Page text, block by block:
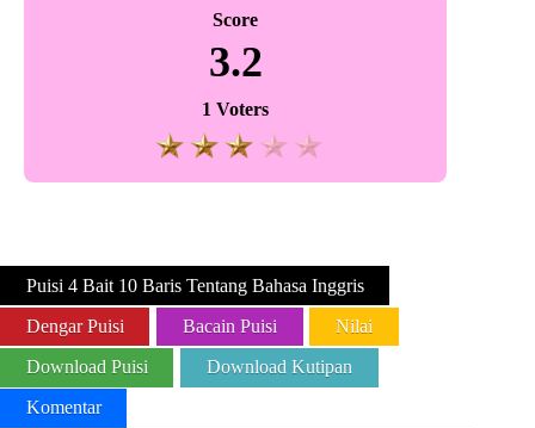
Score
3.2
1 Voters
Puisi 4 Bait 10 Baris Tentang Bahasa Inggris
Dengar Puisi Bacain Puisi Nilai
Download Puisi Download Kutipan
Komentar